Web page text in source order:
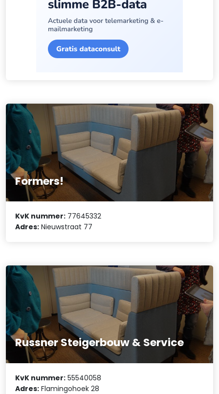
Formers!
KvK nummer: 77645332
Adres: Nieuwstraat 77
Russner Steigerbouw & Service
KvK nummer: 55540058
Adres: Flamingohoek 28